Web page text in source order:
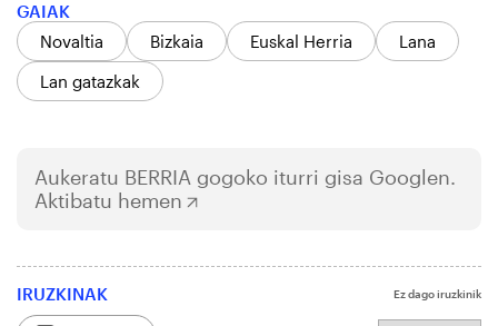
GAIAK
Novaltia
Bizkaia Euskal Herria
Lana
Lan gatazkak
Aukeratu BERRIA gogoko iturri gisa Googlen.
Aktibatu hemen
IRUZKINAK Ez dago iruzkinik